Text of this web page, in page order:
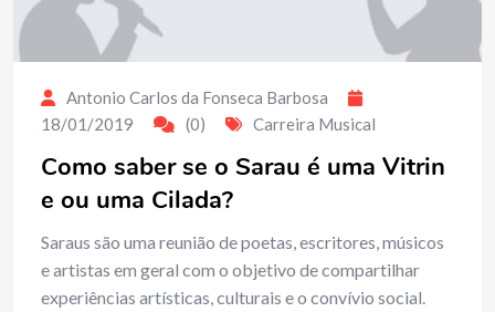
Antonio Carlos da Fonseca Barbosa
18/01/2019
(0) Carreira Musical
Como saber se o Sarau é uma Vitrin
e ou uma Cilada?
Saraus são uma reunião de poetas, escritores, músicos
e artistas em geral com o objetivo de compartilhar
experiências artísticas, culturais e o convívio social.